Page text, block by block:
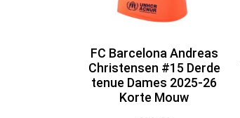
FC Barcelona Andreas
Christensen #15 Derde
tenue Dames 2025-26
Korte Mouw